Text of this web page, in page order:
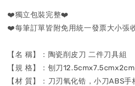
❤️獨立包裝完整❤️
❤️每筆訂單皆附免用統一發票大小張
【名 稱】：陶瓷削皮刀 二件刀具組
【規 格】：刨刀
【材 質】：刀刃氧化锆，小刀ABS